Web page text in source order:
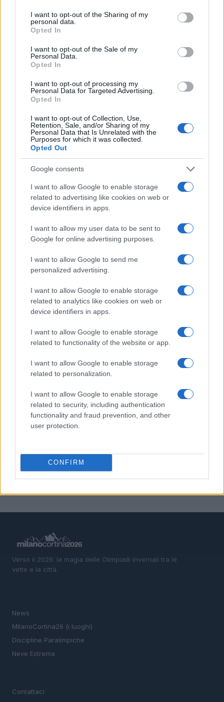
not limited to your visit or usage behaviour. You may click to
grant or deny consent to Google and its third-party tags to
use your data for below specified purposes in below Google
consent section.
I want to opt-out of the Sharing of my
personal data.
Opted In
I want to opt-out of the Sale of my
Personal Data.
Opted In
I want to opt-out of processing my
Personal Data for Targeted Advertising.
Opted In
I want to opt-out of Collection, Use,
Retention, Sale, and/or Sharing of my
Personal Data that Is Unrelated with the
Purposes for which it was collected.
Opted Out
Google consents
I want to allow Google to enable storage
related to advertising like cookies on web or
device identifiers in apps.
I want to allow my user data to be sent to
Google for online advertising purposes.
I want to allow Google to send me
personalized advertising.
I want to allow Google to enable storage
related to analytics like cookies on web or
device identifiers in apps.
I want to allow Google to enable storage
related to functionality of the website or app.
I want to allow Google to enable storage
related to personalization.
I want to allow Google to enable storage
related to security, including authentication
functionality and fraud prevention, and other
user protection.
CONFIRM
Don Antonio Mazzi: l’ultimo saluto a Milano tra
emozioni e canti
Marco Tessari · 3 Ago 2026
Bocciature scolastiche: i casi giudiziari che hanno
fatto discutere
Marco Tessari · 3 Ago 2026
PIÙ LETTI
Scopri le Olimpiadi Milano Cortina: Sport, Cultura e
Innovazione per un Futuro Sostenibile
Scopri il paradiso degli sport invernali nella
Kleinwalsertal
Auto a noleggio a Cortina d’Ampezzo: soluzioni
pratiche e prezzi chiari
Bob Dylan in concerto: date e luoghi delle esibizioni
5 Disastri climatici 2026: incendi, alluvioni e caldo
estremo in Europa e oltre
Verso il 2026: la magia delle Olimpiadi invernali tra le
vette e la città.
News
MIlanoCortina26 (i luoghi)
Discipline Paralimpiche
Neve Estrema
Contattaci